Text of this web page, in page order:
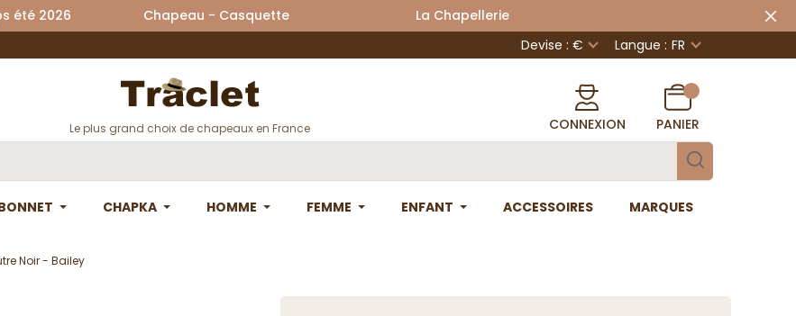
été 2026 Chapeau - Casquette La Chapellerie
Devise : € Langue : FR
Le plus grand choix de chapeaux en France CONNEXION PANIER
CHAPKA HOMME FEMME ENFANT ACCESSOIRES MARQUES
Noir - Bailey